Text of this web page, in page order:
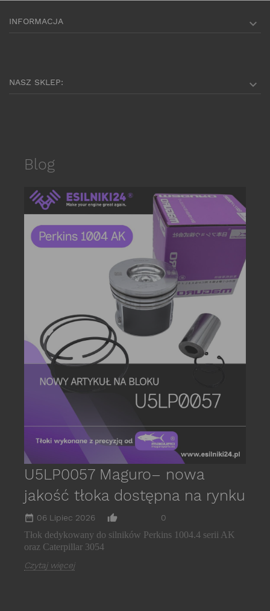
INFORMACJA 
NASZ SKLEP: 
Blog
U5LP0057 Maguro– nowa
jakość tłoka dostępna na rynku
date_range 06 Lipiec 2026 thumb_up_alt 0
Tłok dedykowany do silników Perkins 1004.4 serii AK
oraz Caterpillar 3054
Czytaj więcej